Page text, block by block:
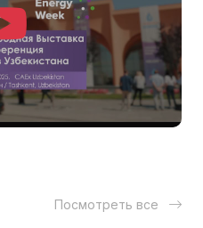
Посмотреть все